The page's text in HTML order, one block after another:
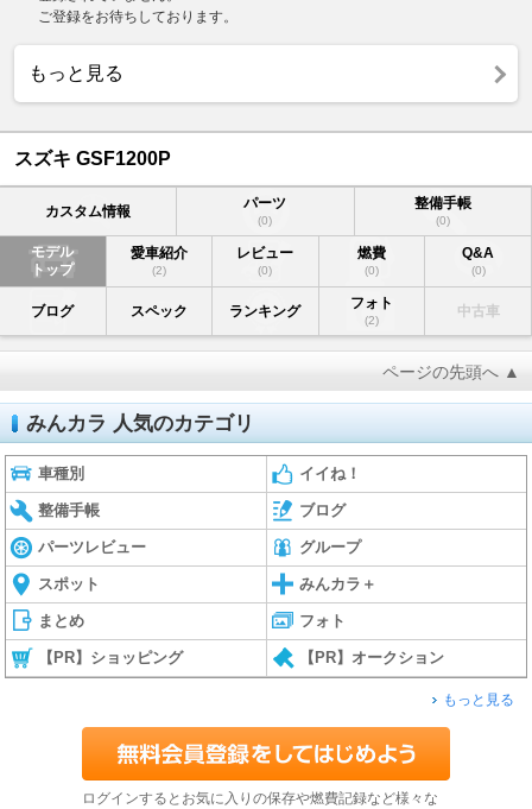
ご登録をお待ちしております。
もっと見る
スズキ GSF1200P
カスタム情報 パーツ
(0)
整備手帳
(0)
モデル
トップ
愛車紹介
(2)
レビュー
(0)
燃費
(0)
Q&A
(0)
ブログ スペック ランキング フォト
(2)
中古車
ページの先頭へ ▲
みんカラ 人気のカテゴリ
車種別 イイね！
整備手帳 ブログ
パーツレビュー グループ
スポット みんカラ＋
まとめ フォト
【PR】ショッピング 【PR】オークション
もっと見る
ログインするとお気に入りの保存や燃費記録など様々な